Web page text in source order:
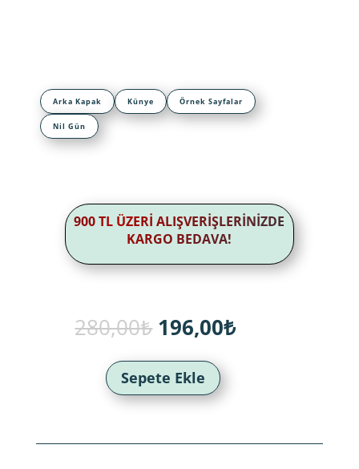
Arka Kapak Künye Örnek Sayfalar
Nil Gün
900 TL ÜZERİ ALIŞVERİŞLERİNİZDE
KARGO BEDAVA!
280,00₺ Orijinal
fiyat:
280,00₺.
196,00₺Şu
Sepete Ekle